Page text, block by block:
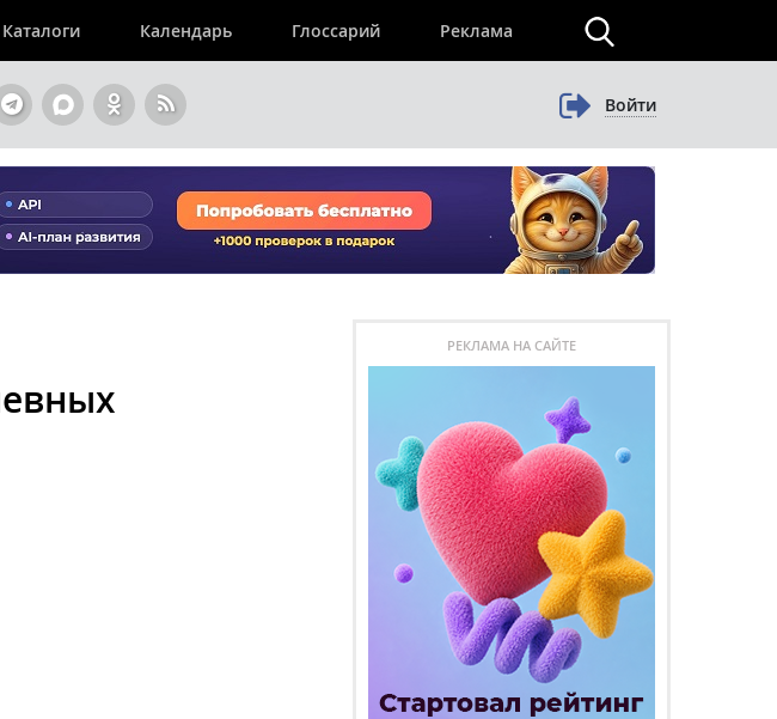
Каталоги Календарь Глоссарий Реклама
Войти
РЕКЛАМА НА САЙТЕ